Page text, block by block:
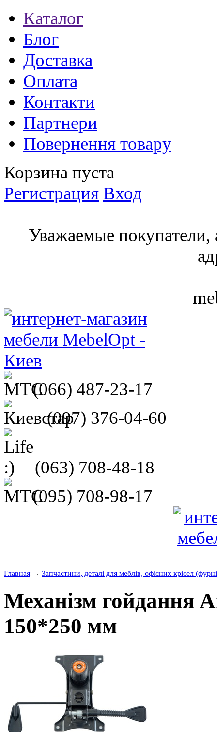
Каталог
Блог
Доставка
Оплата
Контакти
Партнери
Повернення товару
Корзина пуста
Регистрация Вход
Уважаемые покупатели,
(066) 487-23-17
(097) 376-04-60
(063) 708-48-18
(095) 708-98-17
Главная → Запчастини, деталі для меблів, офісних крісел
Механізм гойдання
150*250 мм